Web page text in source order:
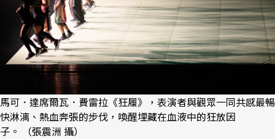
馬可．達席爾瓦．費雷拉《狂履》，表演者與觀眾一同共感最暢
快淋漓、熱血奔張的步伐，喚醒埋藏在血液中的狂放因
子。 （張震洲 攝）